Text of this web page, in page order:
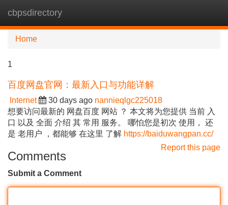
cbpsdirectory
Home
1
百度网盘官网：最新入口与功能详解
Internet 30 days ago nannieqlgc225018
想要访问最新的 网盘百度 网站 ？ 本文将为您提供 当前 入
口 以及 全面 介绍 其 常用 服务。 哪怕您是初次 使用， 还
是 老用户 ，都能够 在这里 了解 https://baiduwangpan.cc/
Report this page
Comments
Submit a Comment